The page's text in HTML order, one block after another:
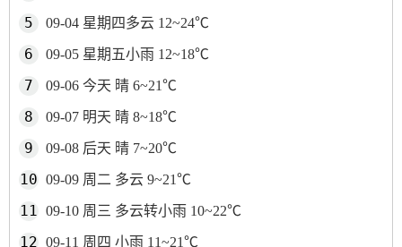
09-04 星期四多云 12~24℃
09-05 星期五小雨 12~18℃
09-06 今天 晴 6~21℃
09-07 明天 晴 8~18℃
09-08 后天 晴 7~20℃
09-09 周二 多云 9~21℃
09-10 周三 多云转小雨 10~22℃
09-11 周四 小雨 11~21℃